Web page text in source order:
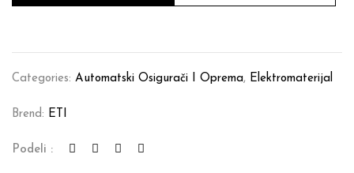
Categories: Automatski Osigurači I Oprema, Elektromaterijal
Brend: ETI
Podeli :